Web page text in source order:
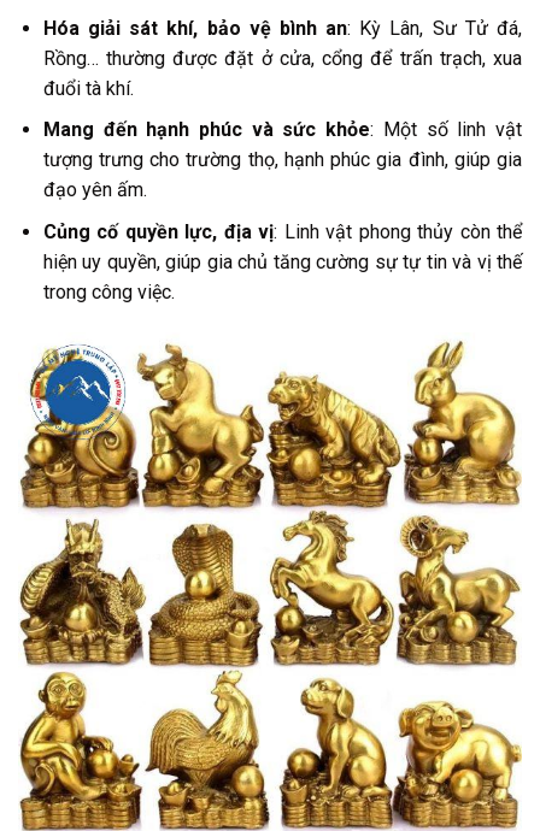
Hóa giải sát khí, bảo vệ bình an: Kỳ Lân, Sư Tử đá,
Rồng… thường được đặt ở cửa, cổng để trấn trạch, xua
đuổi tà khí.
Mang đến hạnh phúc và sức khỏe: Một số linh vật
tượng trưng cho trường thọ, hạnh phúc gia đình, giúp gia
đạo yên ấm.
Củng cố quyền lực, địa vị: Linh vật phong thủy còn thể
hiện uy quyền, giúp gia chủ tăng cường sự tự tin và vị thế
trong công việc.